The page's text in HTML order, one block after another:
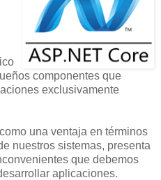
componentes que
exclusivamente
una ventaja en términos
nuestros sistemas, presenta
que debemos
aplicaciones.